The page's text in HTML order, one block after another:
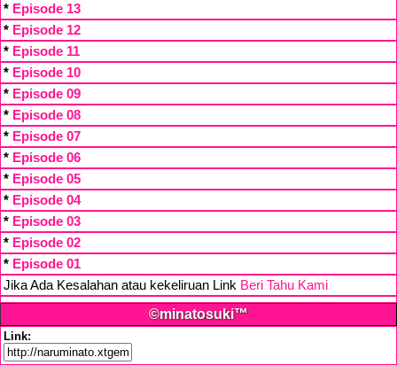
* Episode 13
* Episode 12
* Episode 11
* Episode 10
* Episode 09
* Episode 08
* Episode 07
* Episode 06
* Episode 05
* Episode 04
* Episode 03
* Episode 02
* Episode 01
Jika Ada Kesalahan atau kekeliruan Link Beri Tahu Kami
©minatosuki™
Link: